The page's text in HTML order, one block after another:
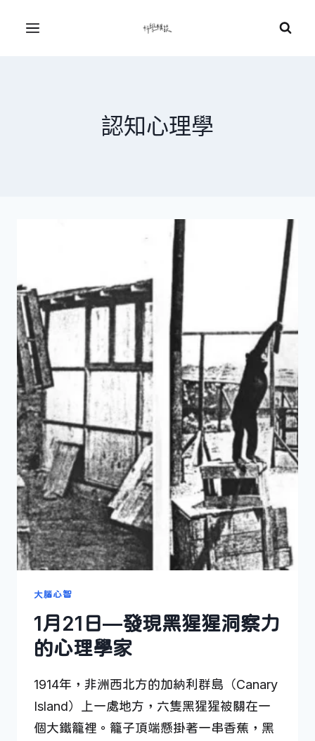
Menu
認知心理學
大腦心智
1月21日—發現黑猩猩洞察力
的心理學家
1914年，非洲西北方的加納利群島（Canary
Island）上一處地方，六隻黑猩猩被關在一
個大鐵籠裡。籠子頂端懸掛著一串香蕉，黑